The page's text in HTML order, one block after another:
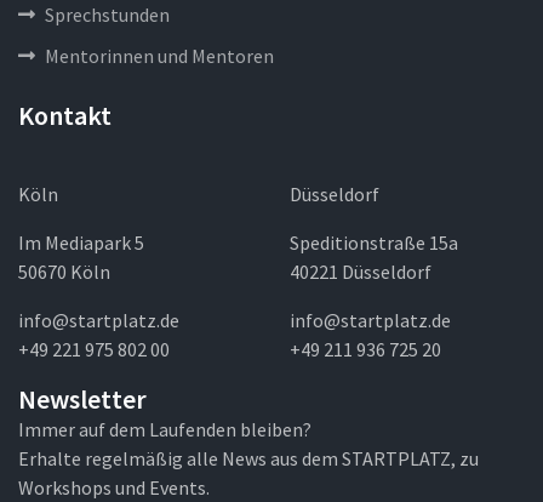
Sprechstunden
Mentorinnen und Mentoren
Kontakt
Köln
Im Mediapark 5
50670 Köln
info@startplatz.de
+49 221 975 802 00
Düsseldorf
Speditionstraße 15a
40221 Düsseldorf
info@startplatz.de
+49 211 936 725 20
Newsletter
Immer auf dem Laufenden bleiben?
Erhalte regelmäßig alle News aus dem STARTPLATZ, zu
Workshops und Events.